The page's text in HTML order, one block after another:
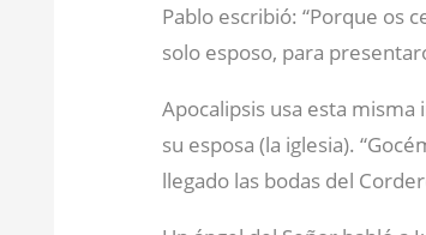
Pablo escribió: “Porque os
solo esposo, para
Apocalipsis usa esta
su esposa (la iglesia).
llegado las bodas del